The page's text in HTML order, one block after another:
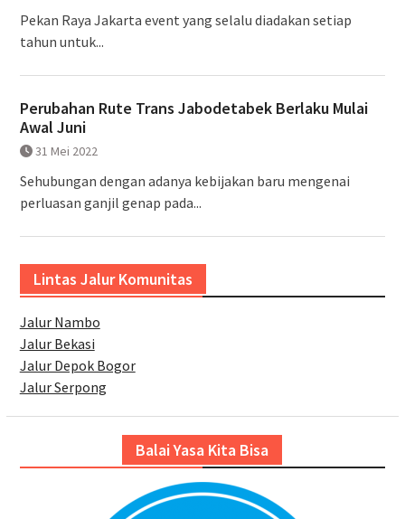
Pekan Raya Jakarta event yang selalu diadakan setiap
tahun untuk...
Perubahan Rute Trans Jabodetabek Berlaku Mulai
Awal Juni
31 Mei 2022
Sehubungan dengan adanya kebijakan baru mengenai
perluasan ganjil genap pada...
Lintas Jalur Komunitas
Jalur Nambo
Jalur Bekasi
Jalur Depok Bogor
Jalur Serpong
Balai Yasa Kita Bisa